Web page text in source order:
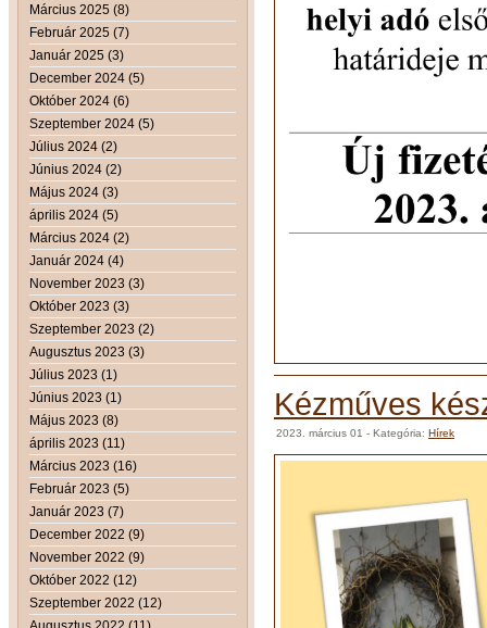
Március 2025 (8)
Február 2025 (7)
Január 2025 (3)
December 2024 (5)
Október 2024 (6)
Szeptember 2024 (5)
Július 2024 (2)
Június 2024 (2)
Május 2024 (3)
április 2024 (5)
Március 2024 (2)
Január 2024 (4)
November 2023 (3)
Október 2023 (3)
Szeptember 2023 (2)
Augusztus 2023 (3)
Július 2023 (1)
Június 2023 (1)
Május 2023 (8)
április 2023 (11)
Március 2023 (16)
Február 2023 (5)
Január 2023 (7)
December 2022 (9)
November 2022 (9)
Október 2022 (12)
Szeptember 2022 (12)
Kézműves
2023. március 01 - Kategória: Hírek